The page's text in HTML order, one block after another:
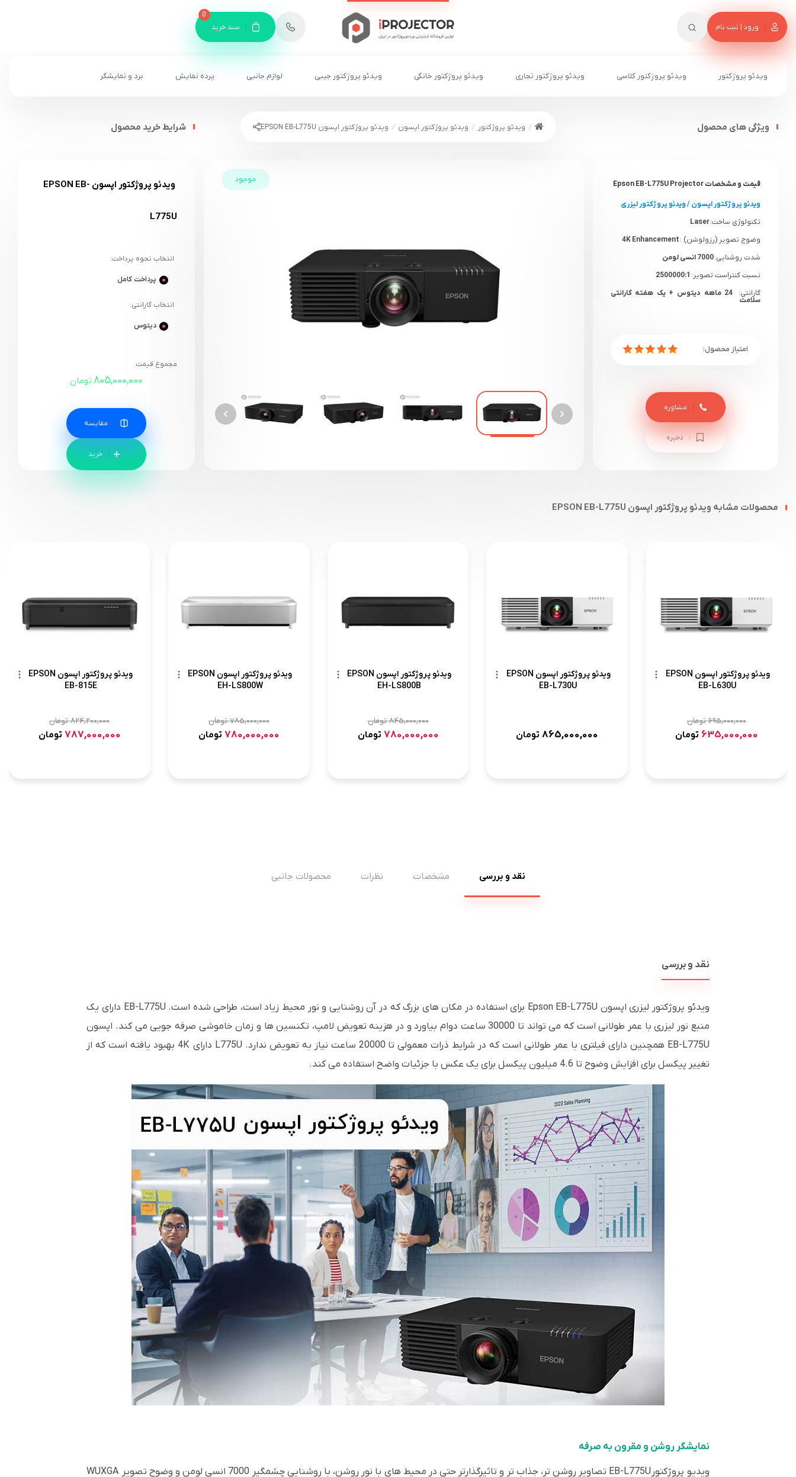
ورود | ثبت نام
8
سبد خرید
0
ویدئو پروژکتور ویدئو پروژکتور کلاسی ویدئو پروژکتور تجاری ویدئو پروژکتور خانگی ویدئو پروژکتور جیبی لوازم جانبی پرده نمایش برد و نمایشگر
ویدئو پروژکتور ویدئو پروژکتور اپسون ویدئو پروژکتور اپسون EPSON EB-L775U
موجود
شرایط خرید محصول
ویدئو پروژکتور اپسون EPSON EB-
L775U
انتخاب نحوه پرداخت:
پرداخت کامل
انتخاب گارانتی:
دیتوس
مجموع قیمت
805,000,000 تومان
مقایسه
ویژگی های محصول
قیمت و مشخصات Epson EB-L775U Projector
ویدئو پروژکتور اپسون/ویدئو پروژکتور لیزری
تکنولوژی ساخت:Laser
وضوح تصویر (رزولوشن) :
شدت روشنایی:7000 انسی لومن
نسبت کنتراست تصویر:
گارانتی:
24 ماهه دیتوس + یک هفته گارانتی
سلامت
ذخیره
مشاوره
محصولات مشابه ویدئو پروژکتور اپسون EPSON EB-L775U
ویدئو پروژکتور اپسون EPSON
EB-L630U
695,000,000تومان
635,000,000 تومان
ویدئو پروژکتور اپسون EPSON
EB-L730U
865,000,000 تومان
ویدئو پروژکتور اپسون EPSON
EH-LS800B
845,000,000تومان
780,000,000 تومان
ویدئو پروژکتور اپسون EPSON
EH-LS800W
785,000,000تومان
780,000,000 تومان
ویدئو پروژکتور اپسون EPSON
EB-815E
824,200,000تومان
787,000,000 تومان
نقد و بررسی مشخصات نظرات محصولات جانبی
نقد و بررسی
ویدئو پروژکتور لیزری اپسون Epson EB-L775U برای استفاده در مکان های بزرگ که در آن روشنایی و نور محیط زیاد است، طراحی شده است. EB-L775U دارای یک
منبع نور لیزری با عمر طولانی است که می تواند تا 30000 ساعت دوام بیاورد و در هزینه تعویض لامپ، تکنسین ها و زمان خاموشی صرفه جویی می کند. اپسون
EB-L775U همچنین دارای فیلتری با عمر طولانی است که در شرایط ذرات معمولی تا 20000 ساعت نیاز به تعویض ندارد. L775U دارای 4K بهبود یافته است که از
تغییر پیکسل برای افزایش وضوح تا 4.6 میلیون پیکسل برای یک عکس با جزئیات واضح استفاده می کند.
نمایشگر روشن و مقرون به صرفه
ویدیو پروژکتور EB-L775U تصاویر روشن تر، جذاب تر و تاثیرگذارتر حتی در محیط های با نور روشن، با روشنایی چشمگیر 7000 انسی لومن و وضوح تصویر WUXGA